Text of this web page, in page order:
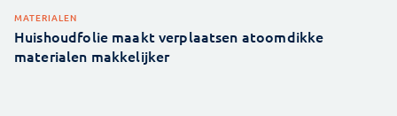
MATERIALEN
Huishoudfolie maakt verplaatsen atoomdikke
materialen makkelijker